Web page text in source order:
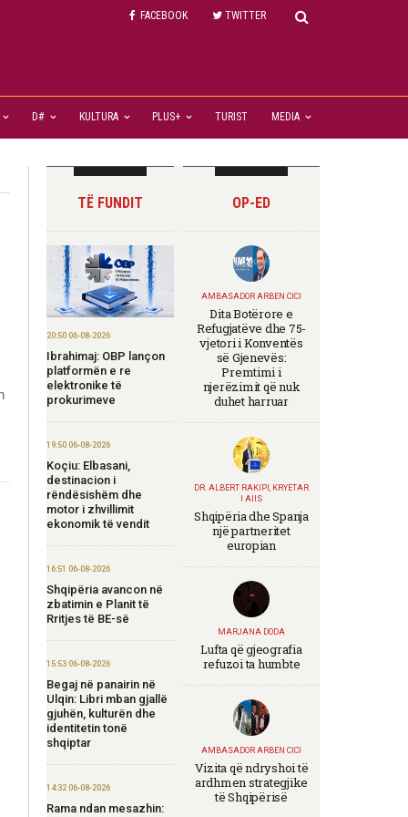
FACEBOOK TWITTER
D# KULTURA PLUS+ TURIST MEDIA
TË FUNDIT
20:50 06-08-2026
Ibrahimaj: OBP lançon
platformën e re
elektronike të
prokurimeve
19:50 06-08-2026
Koçiu: Elbasani,
destinacion i
rëndësishëm dhe
motor i zhvillimit
ekonomik të vendit
16:51 06-08-2026
Shqipëria avancon në
zbatimin e Planit të
Rritjes të BE-së
15:53 06-08-2026
Begaj në panairin në
Ulqin: Libri mban gjallë
gjuhën, kulturën dhe
identitetin tonë
shqiptar
14:32 06-08-2026
Rama ndan mesazhin:
OP-ED
AMBASADOR ARBEN CICI
Dita Botërore e
Refugjatëve dhe 75-
vjetori i Konventës
së Gjenevës:
Premtimi i
njerëzimit që nuk
duhet harruar
DR. ALBERT RAKIPI, KRYETAR
I AIIS
Shqipëria dhe Spanja
një partneritet
europian
MARJANA DODA
Lufta që gjeografia
refuzoi ta humbte
AMBASADOR ARBEN CICI
Vizita që ndryshoi të
ardhmen strategjike
të Shqipërisë